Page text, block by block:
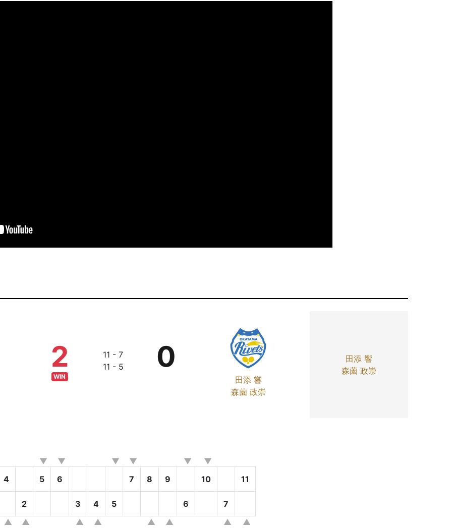
2
WIN
11 - 7
11 - 5
田添 響
森薗 政崇
0
田添 響
森薗 政崇
4 5 6 7 8 9 10 11
2 3 4 5 6 7